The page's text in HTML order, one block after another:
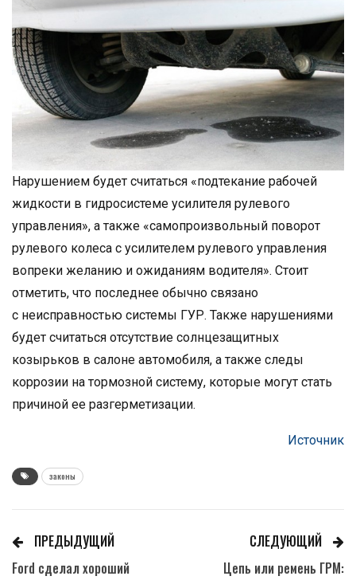
Нарушением будет считаться «подтекание рабочей
жидкости в гидросистеме усилителя рулевого
управления», а также «самопроизвольный поворот
рулевого колеса с усилителем рулевого управления
вопреки желанию и ожиданиям водителя». Стоит
отметить, что последнее обычно связано
с неисправностью системы ГУР. Также нарушениями
будет считаться отсутствие солнцезащитных
козырьков в салоне автомобиля, а также следы
коррозии на тормозной систему, которые могут стать
причиной ее разгерметизации.
Источник
законы
ПРЕДЫДУЩИЙ
Ford сделал хороший
СЛЕДУЮЩИЙ
Цепь или ремень ГРМ: